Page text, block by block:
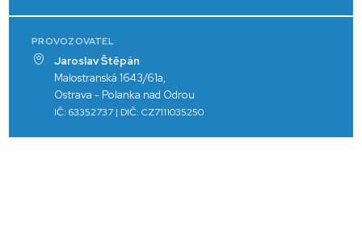
PROVOZOVATEL
Jaroslav Štěpán
Malostranská 1643/61a,
Ostrava - Polanka nad Odrou
IČ: 63352737 | DIČ: CZ7111035250